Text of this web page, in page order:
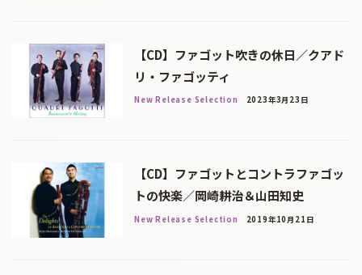
【CD】ファゴット吹きの休日／クアド
リ・ファゴッティ
New Release Selection 2023年3月23日
【CD】ファゴットとコントラファゴッ
トの快楽／岡崎耕治＆山田知史
New Release Selection 2019年10月21日